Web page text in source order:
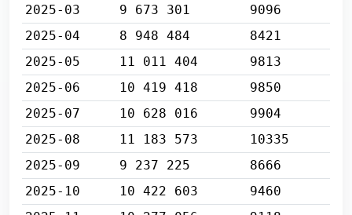
2025-03
9 673 301
9096
2025-04
8 948 484
8421
2025-05
11 011 404
9813
2025-06
10 419 418
9850
2025-07
10 628 016
9904
2025-08
11 183 573
10335
2025-09
9 237 225
8666
2025-10
10 422 603
9460